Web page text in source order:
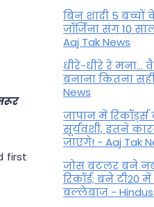
first
बिन शादी 5 बच्चों
जॉर्जिना संग 10
Aaj Tak News
धीरे-धीरे रे मना…
बनाना कितना
News
जापान में
सूर्यवंशी, इतने
जाएंगे! - Aaj Tak
जोस बटलर बने
रिकॉर्ड; बने टी20
बल्लेबाज -